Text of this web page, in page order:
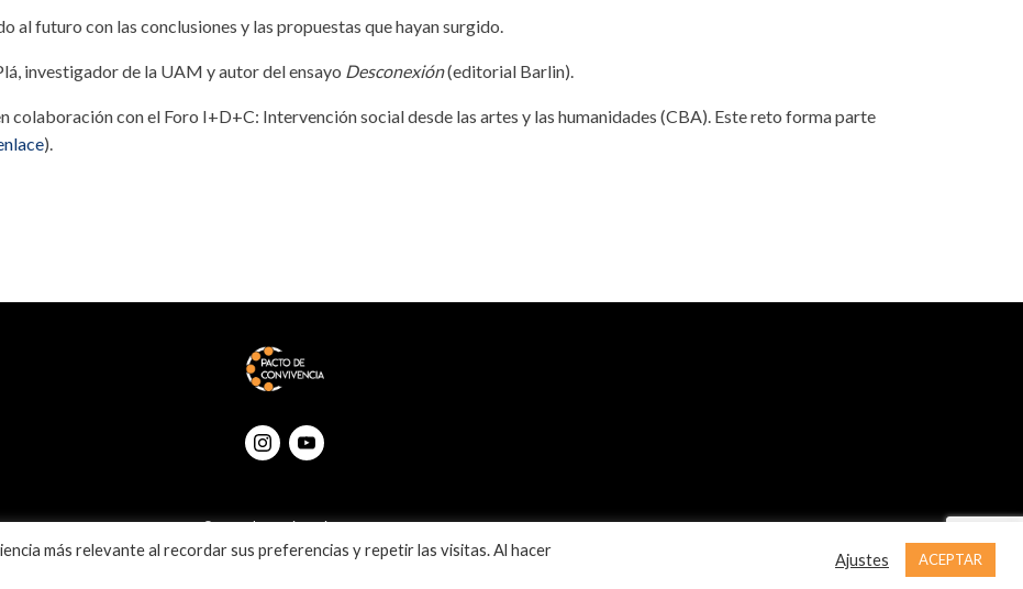
al futuro con las conclusiones y las propuestas que hayan surgido.
investigador de la UAM y autor del ensayo Desconexión(editorial Barlin).
colaboración con el Foro I+D+C: Intervención social desde las artes y las humanidades (CBA). Este reto forma parte
).
© Pactodeconvivencia 2020
Política de privacidad
más relevante al recordar sus preferencias y repetir las visitas. Al hacer
Ajustes ACEPTAR